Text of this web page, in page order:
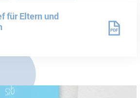
für Eltern und